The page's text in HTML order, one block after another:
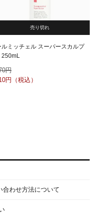
売り切れ
ルミッチェル スーパースカルプ
250mL
合わせ方法について